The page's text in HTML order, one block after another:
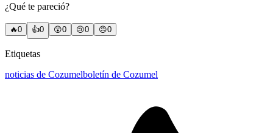
¿Qué te pareció?
🔥0 👍0 😲0 😢0 😠0
Etiquetas
noticias de Cozumelboletín de Cozumel